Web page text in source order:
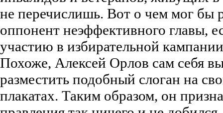
не перечислишь. Вот о чем мог бы
оппонент неэффективного главы,
участию в избирательной
Похоже, Алексей Орлов сам себя
разместить подобный слоган на
плакатах. Таким образом, он